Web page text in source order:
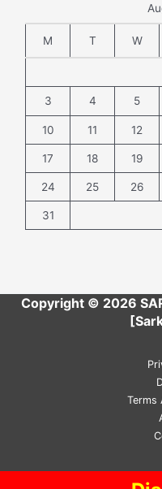
M T W
3 4 5
10 11 12
17 18 19
24 25 26
31
Copyright © 2026
Terms